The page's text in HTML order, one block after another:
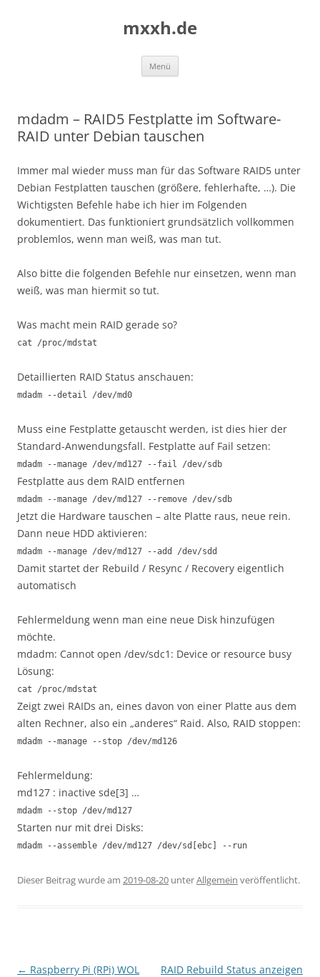
mxxh.de
Menü
mdadm – RAID5 Festplatte im Software-
RAID unter Debian tauschen
Immer mal wieder muss man für das Software RAID5 unter
Debian Festplatten tauschen (größere, fehlerhafte, …). Die
Wichtigsten Befehle habe ich hier im Folgenden
dokumentiert. Das funktioniert grundsätzlich vollkommen
problemlos, wenn man weiß, was man tut.
Also bitte die folgenden Befehle nur einsetzen, wenn man
weiß, was man hiermit so tut.
Was macht mein RAID gerade so?
cat /proc/mdstat
Detaillierten RAID Status anschauen:
mdadm --detail /dev/md0
Muss eine Festplatte getauscht werden, ist dies hier der
Standard-Anwendungsfall. Festplatte auf Fail setzen:
mdadm --manage /dev/md127 --fail /dev/sdb
Festplatte aus dem RAID entfernen
mdadm --manage /dev/md127 --remove /dev/sdb
Jetzt die Hardware tauschen – alte Platte raus, neue rein.
Dann neue HDD aktivieren:
mdadm --manage /dev/md127 --add /dev/sdd
Damit startet der Rebuild / Resync / Recovery eigentlich
automatisch
Fehlermeldung wenn man eine neue Disk hinzufügen
möchte.
mdadm: Cannot open /dev/sdc1: Device or resource busy
Lösung:
cat /proc/mdstat
Zeigt zwei RAIDs an, eines davon von einer Platte aus dem
alten Rechner, also ein „anderes“ Raid. Also, RAID stoppen:
mdadm --manage --stop /dev/md126
Fehlermeldung:
md127 : inactive sde[3] …
mdadm --stop /dev/md127
Starten nur mit drei Disks:
mdadm --assemble /dev/md127 /dev/sd[ebc] --run
Dieser Beitrag wurde am 2019-08-20 unterAllgemein veröffentlicht.
Beitragsnavigation
← Raspberry Pi (RPi) WOL
RAID Rebuild Status anzeigen